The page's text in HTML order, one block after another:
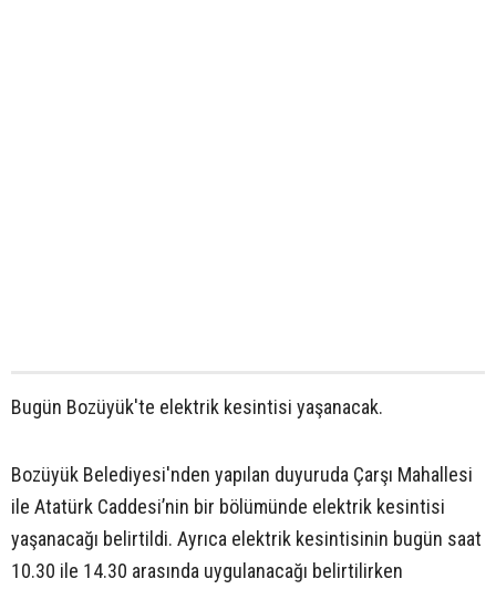
Bugün Bozüyük'te elektrik kesintisi yaşanacak.
Bozüyük Belediyesi'nden yapılan duyuruda Çarşı Mahallesi
ile Atatürk Caddesi’nin bir bölümünde elektrik kesintisi
yaşanacağı belirtildi. Ayrıca elektrik kesintisinin bugün saat
10.30 ile 14.30 arasında uygulanacağı belirtilirken